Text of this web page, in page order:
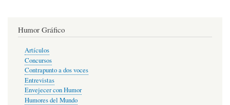
Humor Gráfico
Artículos
Concursos
Contrapunto a dos voces
Entrevistas
Envejecer con Humor
Humores del Mundo